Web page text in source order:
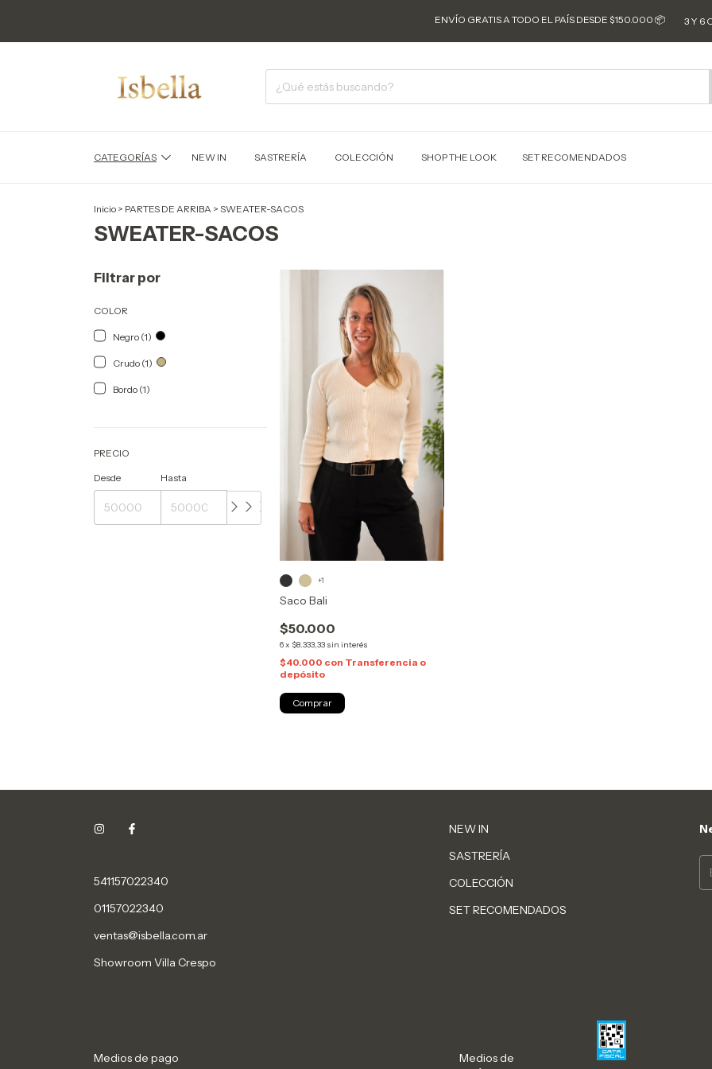
ENVÍO GRATIS A TODO EL PAÍS DESDE $150.000 📦 3 Y 6
CATEGORÍAS NEW IN SASTRERÍA COLECCIÓN SHOP THE LOOK SET RECOMENDADOS
Inicio > PARTES DE ARRIBA > SWEATER-SACOS
SWEATER-SACOS
Filtrar por
COLOR
Negro (1)
Crudo (1)
Bordo (1)
PRECIO
Desde Hasta
Saco Bali
$50.000
6x $8.333,33 sin interés
$40.000 con Transferencia o
depósito
+1
Comprar
541157022340
01157022340
ventas@isbella.com.ar
Showroom Villa Crespo
NEW IN
SASTRERÍA
COLECCIÓN
SET RECOMENDADOS
Medios de pago
Medios de